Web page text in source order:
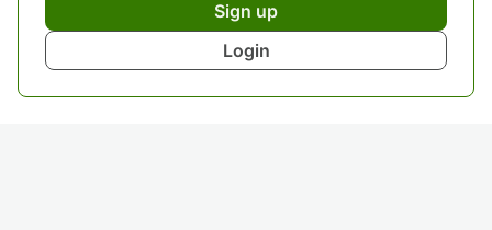
Sign up
Login